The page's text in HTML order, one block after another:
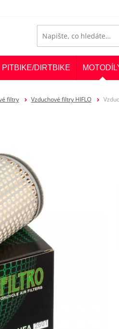
PITBIKE/DIRTBIKE
filtry Vzduchové filtry HIFLO